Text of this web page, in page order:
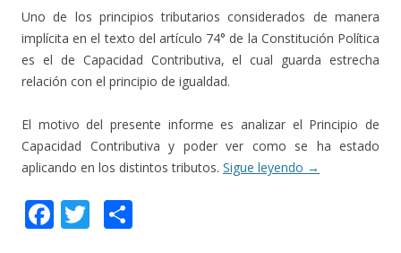
Uno de los principios tributarios considerados de manera
implícita en el texto del artículo 74° de la Constitución Política
es el de Capacidad Contributiva, el cual guarda estrecha
relación con el principio de igualdad.
El motivo del presente informe es analizar el Principio de
Capacidad Contributiva y poder ver como se ha estado
aplicando en los distintos tributos. Sigue leyendo →
F T